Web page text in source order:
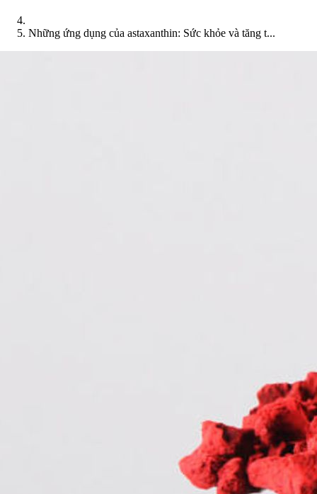
Những ứng dụng của astaxanthin: Sức khỏe và tăng t...